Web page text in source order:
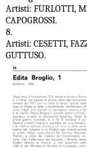
Artisti: FURLOTTI,
CAPOGROSSI.
8.
Artisti: CESETTI,
GUTTUSO.